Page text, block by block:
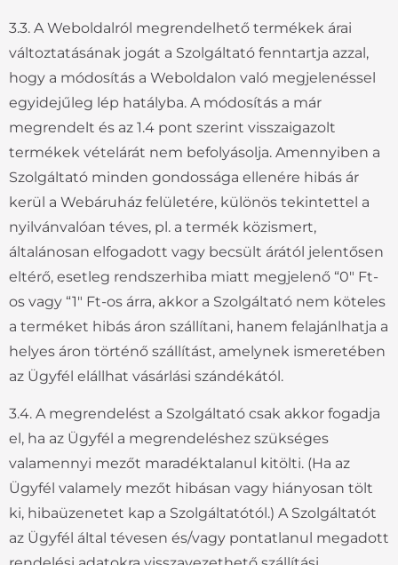
3.3. A Weboldalról megrendelhető termékek árai
változtatásának jogát a Szolgáltató fenntartja azzal,
hogy a módosítás a Weboldalon való megjelenéssel
egyidejűleg lép hatályba. A módosítás a már
megrendelt és az 1.4 pont szerint visszaigazolt
termékek vételárát nem befolyásolja. Amennyiben a
Szolgáltató minden gondossága ellenére hibás ár
kerül a Webáruház felületére, különös tekintettel a
nyilvánvalóan téves, pl. a termék közismert,
általánosan elfogadott vagy becsült árától jelentősen
eltérő, esetleg rendszerhiba miatt megjelenő “0″ Ft-
os vagy “1″ Ft-os árra, akkor a Szolgáltató nem köteles
a terméket hibás áron szállítani, hanem felajánlhatja a
helyes áron történő szállítást, amelynek ismeretében
az Ügyfél elállhat vásárlási szándékától.
3.4. A megrendelést a Szolgáltató csak akkor fogadja
el, ha az Ügyfél a megrendeléshez szükséges
valamennyi mezőt maradéktalanul kitölti. (Ha az
Ügyfél valamely mezőt hibásan vagy hiányosan tölt
ki, hibaüzenetet kap a Szolgáltatótól.) A Szolgáltatót
az Ügyfél által tévesen és/vagy pontatlanul megadott